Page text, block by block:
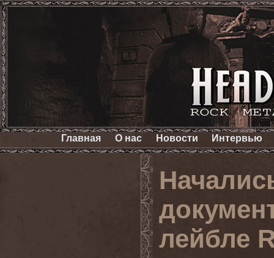
Главная О нас Новости Интервью
лейбле